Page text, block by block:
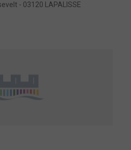
- 03120 LAPALISSE